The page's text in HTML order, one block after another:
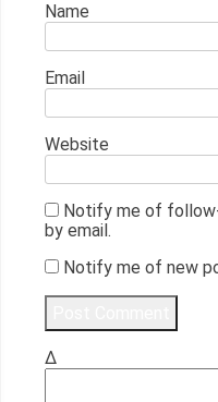
Name
Email
Website
Notify me of
by email.
Notify me of new
Δ